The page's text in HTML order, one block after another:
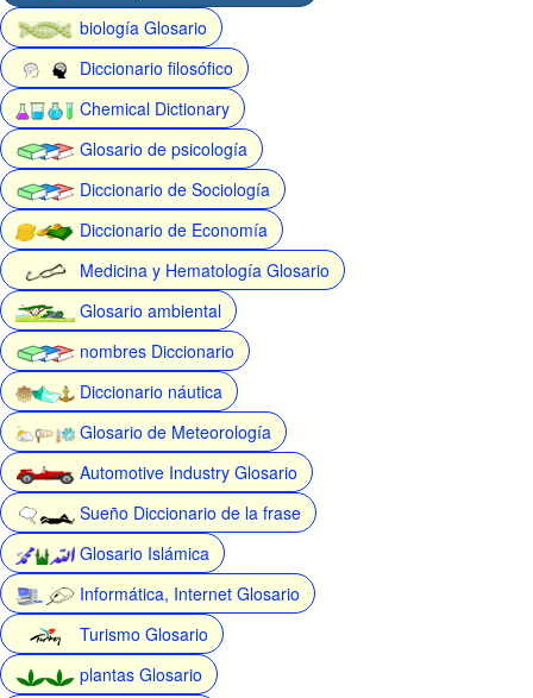
biología Glosario
Diccionario filosófico
Chemical Dictionary
Glosario de psicología
Diccionario de Sociología
Diccionario de Economía
Medicina y Hematología Glosario
Glosario ambiental
nombres Diccionario
Diccionario náutica
Glosario de Meteorología
Automotive Industry Glosario
Sueño Diccionario de la frase
Glosario Islámica
Informática, Internet Glosario
Turismo Glosario
plantas Glosario